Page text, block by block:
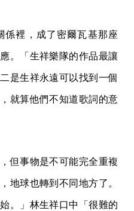
係裡，成了密爾瓦基那座
。「生祥樂隊的作品最讓
是生祥永遠可以找到一個
就算他們不知道歌詞的意
但事物是不可能完全重複
地球也轉到不同地方了。
。」林生祥口中「很難的